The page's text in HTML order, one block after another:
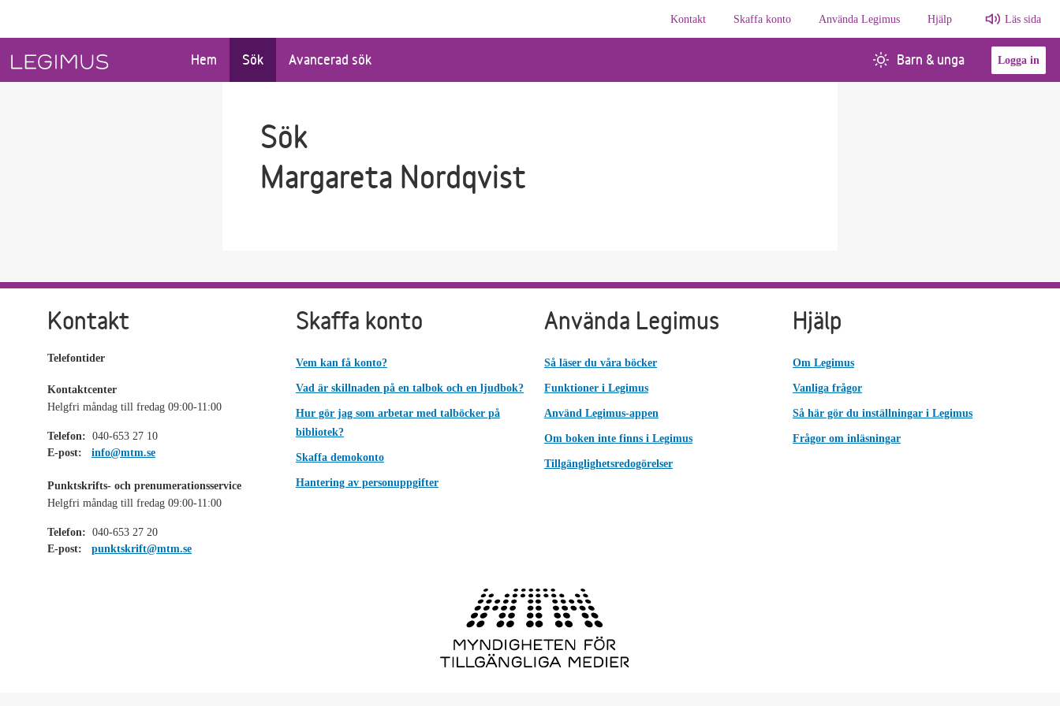
Kontakt
Skaffa konto Använda Legimus Hjälp Läs sida
Hem Sök Avancerad sök Barn & unga Logga in
Sök
Margareta Nordqvist
Kontakt
Telefontider
Kontaktcenter
Helgfri måndag till fredag 09:00-11:00
Telefon: 040-653 27 10
E-post:
info@mtm.se
Punktskrifts- och prenumerationsservice
Helgfri måndag till fredag 09:00-11:00
Telefon: 040-653 27 20
E-post:
punktskrift@mtm.se
Skaffa konto
Vem kan få konto?
Vad är skillnaden på en talbok och en ljudbok?
Hur gör jag som arbetar med talböcker på
bibliotek?
Skaffa demokonto
Hantering av personuppgifter
Använda Legimus
Så läser du våra böcker
Funktioner i Legimus
Använd Legimus-appen
Om boken inte finns i Legimus
Tillgänglighetsredogörelser
Hjälp
Om Legimus
Vanliga frågor
Så här gör du inställningar i Legimus
Frågor om inläsningar